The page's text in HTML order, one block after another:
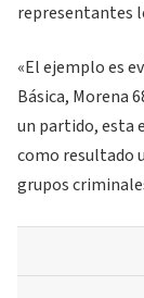
representantes
«El ejemplo es
Básica, Morena
un partido, esta
como resultado
grupos